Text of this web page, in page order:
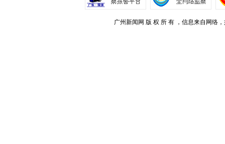
广州新闻网 版 权 所 有 ，信息来自网络